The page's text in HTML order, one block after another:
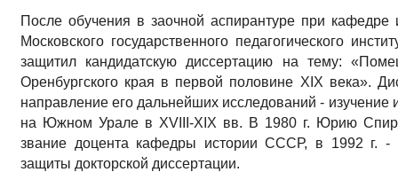
После обучения в заочной аспирантуре при
Московского государственного педагогического
защитил кандидатскую диссертацию на тему:
Оренбургского края в первой половине XIX века».
направление его дальнейших исследований - изучение
на Южном Урале в XVIII-XIX вв. В 1980 г. Юрию
звание доцента кафедры истории СССР, в 1992 г. -
защиты докторской диссертации.